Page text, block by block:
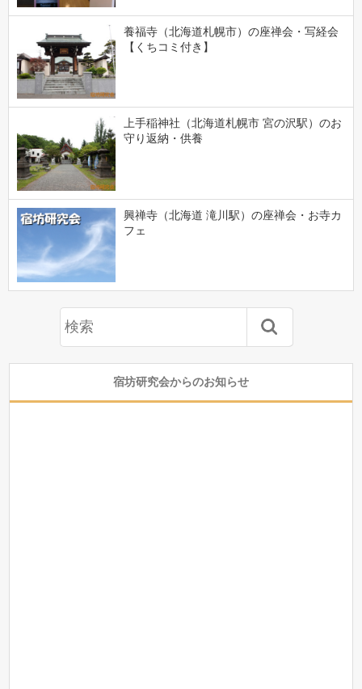
養福寺（北海道札幌市）の座禅会・写経会
【くちコミ付き】
上手稲神社（北海道札幌市 宮の沢駅）のお
守り返納・供養
興禅寺（北海道 滝川駅）の座禅会・お寺カ
フェ
宿坊研究会からのお知らせ